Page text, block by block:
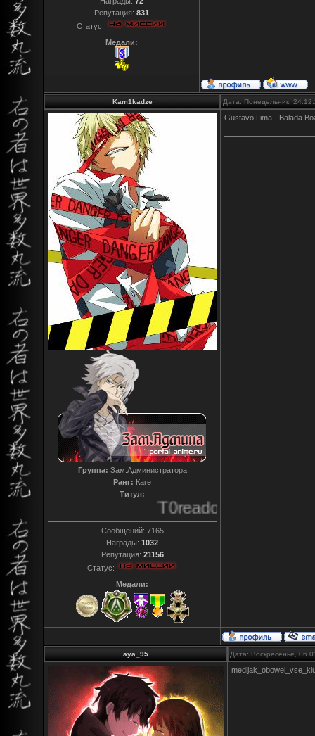
Репутация: 831
Статус:
Медали:
Kam1kadze Дата: Понедельник,
Группа: Зам.Администратора
Ранг: Каге
Титул:
T0reador xD
Сообщений: 7165
Награды: 1032
Репутация: 21156
Статус:
Медали:
Gustavo Lima - Balada
aya_95 Дата: Воскресенье,